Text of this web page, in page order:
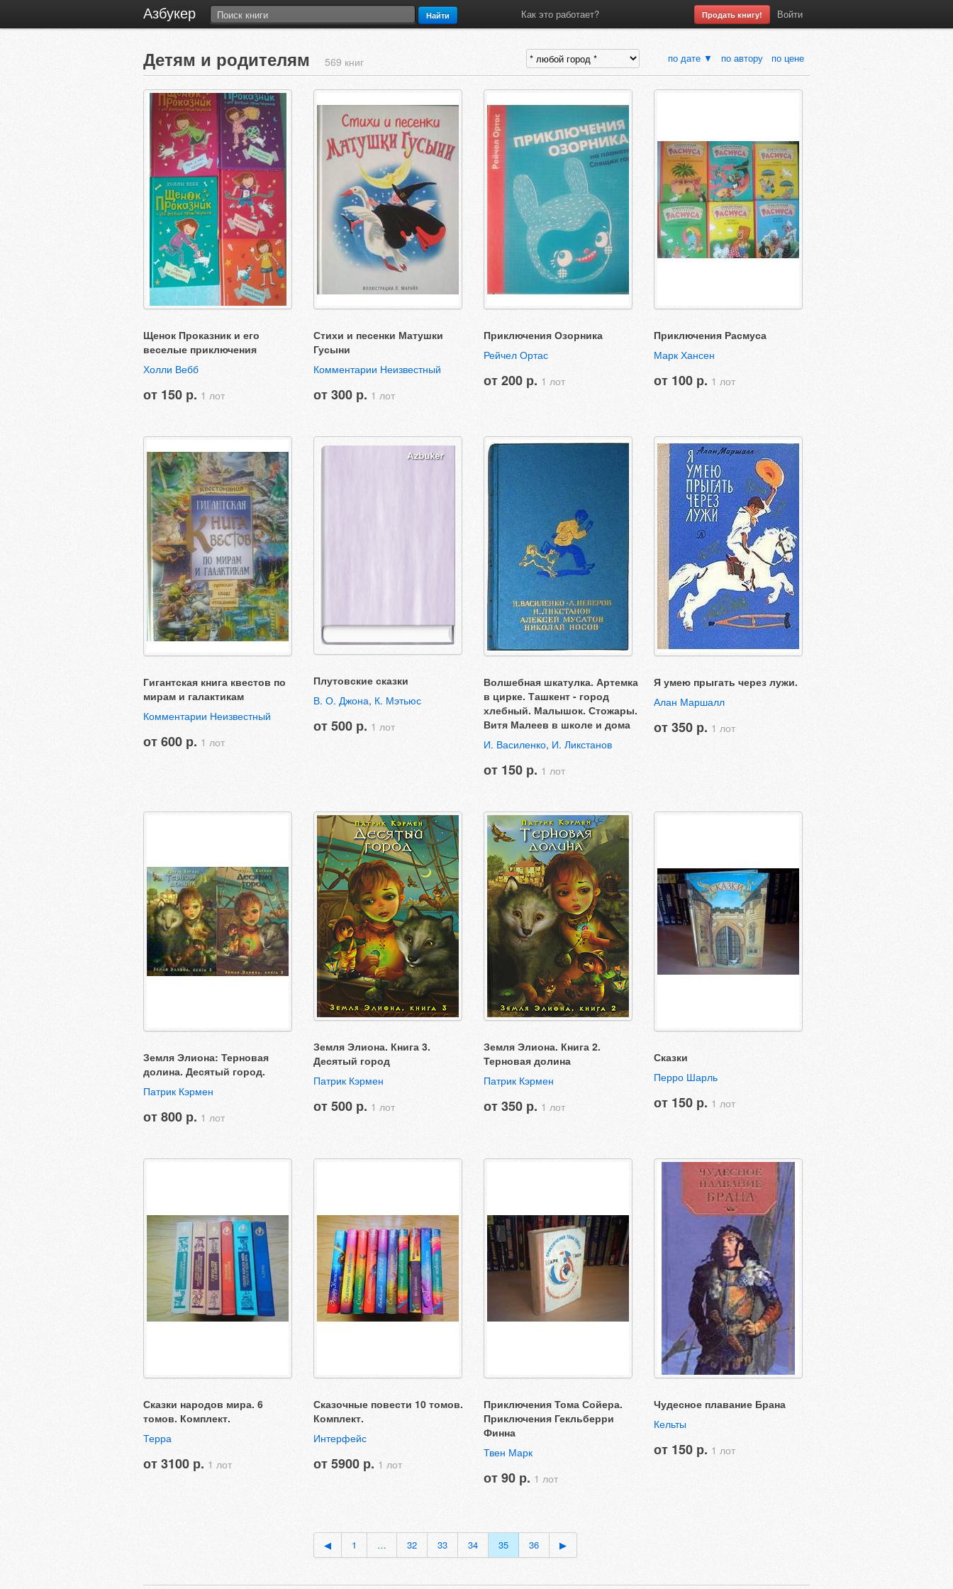
Азбукер Найти Как это работает? Продать книгу! Войти
Детям и родителям 569 книг по дате ▼ по автору по цене
Щенок Проказник и его
веселые приключения
Холли Вебб
от 150 р. 1 лот
Стихи и песенки Матушки
Гусыни
Комментарии Неизвестный
от 300 р. 1 лот
Приключения Озорника
Рейчел Ортас
от 200 р. 1 лот
Приключения Расмуса
Марк Хансен
от 100 р. 1 лот
Гигантская книга квестов по
мирам и галактикам
Комментарии Неизвестный
от 600 р. 1 лот
Плутовские сказки
В. О. Джона, К. Мэтьюс
от 500 р. 1 лот
Волшебная шкатулка. Артемка
в цирке. Ташкент - город
хлебный. Малышок. Стожары.
Витя Малеев в школе и дома
И. Василенко, И. Ликстанов
от 150 р. 1 лот
Я умею прыгать через лужи.
Алан Маршалл
от 350 р. 1 лот
Земля Элиона: Терновая
долина. Десятый город.
Патрик Кэрмен
от 800 р. 1 лот
Земля Элиона. Книга 3.
Десятый город
Патрик Кэрмен
от 500 р. 1 лот
Земля Элиона. Книга 2.
Терновая долина
Патрик Кэрмен
от 350 р. 1 лот
Сказки
Перро Шарль
от 150 р. 1 лот
Сказки народов мира. 6
томов. Комплект.
Терра
от 3100 р. 1 лот
Сказочные повести 10 томов.
Комплект.
Интерфейс
от 5900 р. 1 лот
Приключения Тома Сойера.
Приключения Гекльберри
Финна
Твен Марк
от 90 р. 1 лот
Чудесное плавание Брана
Кельты
от 150 р. 1 лот
◀ 1 … 32 33 34 35 36 ▶